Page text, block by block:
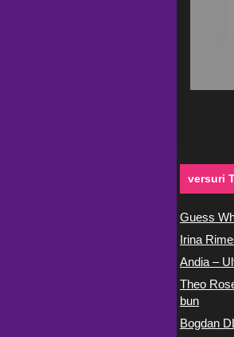
versuri
Guess
Irina
Andia –
Theo
bun
Bogdan